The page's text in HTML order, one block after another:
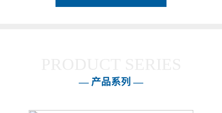
— 产品系列 —